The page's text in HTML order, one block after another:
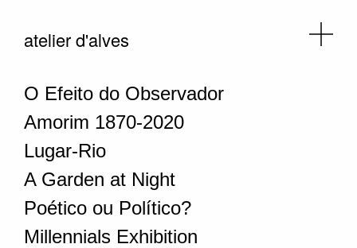
atelier d'alves
O Efeito do Observador
Amorim 1870-2020
Lugar-Rio
A Garden at Night
Poético ou Político?
Millennials Exhibition